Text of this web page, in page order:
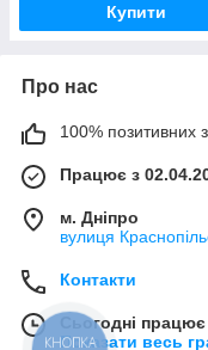
Купити
Про нас
100% позитивних з
Працює з
м. Дніпро
вулиця
Контакти
Сьогодні
Показати весь
КНОПКА